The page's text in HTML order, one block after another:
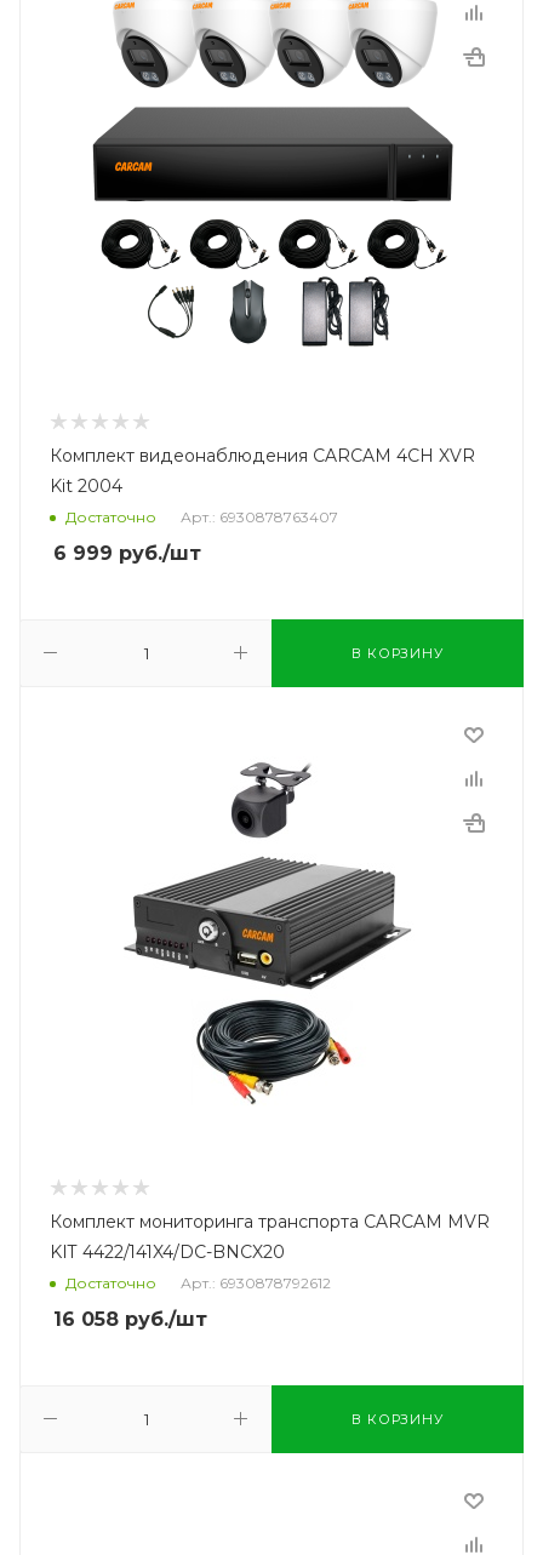
Комплект видеонаблюдения CARCAM 4CH XVR
Kit 2004
Достаточно Арт.: 6930878763407
6 999 руб./шт
В КОРЗИНУ
Комплект мониторинга транспорта CARCAM MVR
KIT 4422/141X4/DC-BNCX20
Достаточно Арт.: 6930878792612
16 058 руб./шт
В КОРЗИНУ